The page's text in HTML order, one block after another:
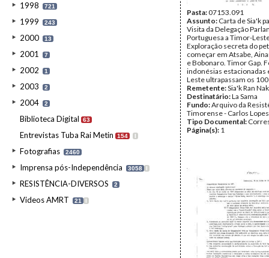
1998 721
1999 243
2000 13
2001 7
2002 1
2003 2
2004 2
Biblioteca Digital 63
Entrevistas Tuba Rai Metin 154 I
Fotografias 2460
Imprensa pós-Independência 3058 I
RESISTÊNCIA-DIVERSOS 2
Videos AMRT 21 I
Pasta:07153.091
Assunto: Carta de Sia'k
Visita da Delegação
Portuguesa a Timor-
Exploração secreta do
começar em Atsabe,
e Bobonaro. Timor Gap.
indonésias estacionadas
Leste ultrapassam os
Remetente:Sia'k Ran
Destinatário:La Sama
Fundo:Arquivo da
Timorense - Carlos Lopes
Tipo Documental:
Página(s): 1